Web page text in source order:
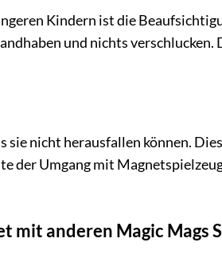
Kindern ist die
und nichts verschlucken.
sie nicht herausfallen können.
der Umgang mit
mit anderen Magic Mags